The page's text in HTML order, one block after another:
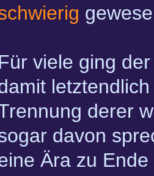
viele ging
derer
davon
Ära zu Ende